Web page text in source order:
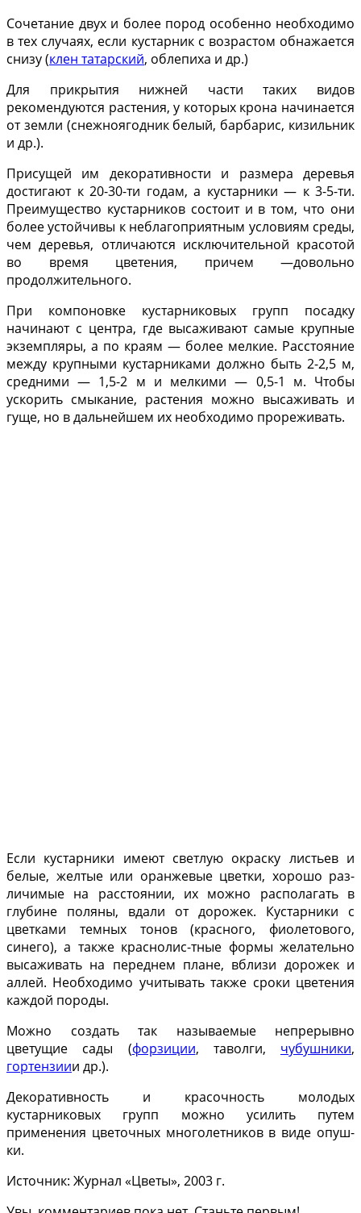
Сочетание двух и более пород особенно необходимо
в тех случаях, если кустарник с возрастом обнажа­ется
снизу (клен татарский, облепиха и др.)
Для прикрытия нижней части таких видов
рекомендуются растения, у которых крона начинает­ся
от земли (снежноягод­ник белый, барбарис, ки­зильник
и др.).
Присущей им декора­тивности и размера дере­вья
достигают к 20-30-ти годам, а кустарники — к 3-5-ти.
Преимущество кус­тарников состоит и в том, что они
бо­лее устойчивы к неблагоприятным условиям среды,
чем деревья, отли­чаются исключительной красотой
во время цветения, причем —доволь­но
продолжительного.
При компоновке кустарниковых групп посадку
начинают с центра, где высаживают самые крупные
эк­земпляры, а по краям — более мел­кие. Расстояние
между крупными кустарниками должно быть 2-2,5 м,
средними — 1,5-2 м и мелкими — 0,5-1 м. Чтобы
ускорить смыкание, растения можно высаживать и
гуще, но в дальнейшем их необходимо прореживать.
Если кустарники имеют светлую окраску листьев и
белые, желтые или оранжевые цветки, хорошо раз­
личимые на расстоянии, их можно располагать в
глубине поляны, вда­ли от дорожек. Кустарники с
цветка­ми темных тонов (красного, фиоле­тового,
синего), а также краснолис-тные формы желательно
высажи­вать на переднем плане, вблизи до­рожек и
аллей. Необходимо учиты­вать также сроки цветения
каждой породы.
Можно создать так называемые непрерывно
цветущие сады (форзиции, таволги, чубушники,
гортензиии др.).
Декоративность и красочность молодых
кустарниковых групп мож­но усилить путем
применения цве­точных многолетников в виде опуш­
ки.
Источник: Журнал «Цветы», 2003 г.